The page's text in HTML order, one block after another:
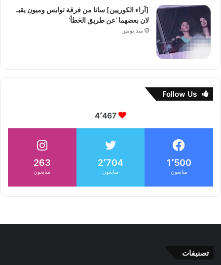
[آراء الكوريين] سانا من فرقة توايس وميون يقبـ
لان بعضهما ‘عن طريق الخطأ’
منذ يومين
Follow Us
4٬467
1٬500
متابعون
2٬704
متابعون
263
متابعون
تصنيفات